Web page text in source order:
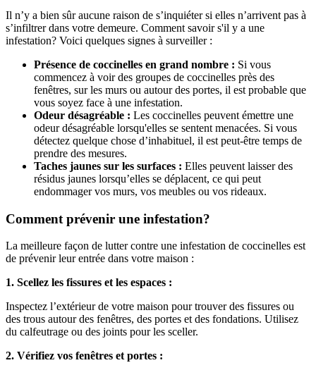
Il n’y a bien sûr aucune raison de s’inquiéter si elles n’arrivent pas à
s’infiltrer dans votre demeure. Comment savoir s'il y a une
infestation? Voici quelques signes à surveiller :
Présence de coccinelles en grand nombre : Si vous
commencez à voir des groupes de coccinelles près des
fenêtres, sur les murs ou autour des portes, il est probable que
vous soyez face à une infestation.
Odeur désagréable : Les coccinelles peuvent émettre une
odeur désagréable lorsqu'elles se sentent menacées. Si vous
détectez quelque chose d’inhabituel, il est peut-être temps de
prendre des mesures.
Taches jaunes sur les surfaces : Elles peuvent laisser des
résidus jaunes lorsqu’elles se déplacent, ce qui peut
endommager vos murs, vos meubles ou vos rideaux.
Comment prévenir une infestation?
La meilleure façon de lutter contre une infestation de coccinelles est
de prévenir leur entrée dans votre maison :
1. Scellez les fissures et les espaces :
Inspectez l’extérieur de votre maison pour trouver des fissures ou
des trous autour des fenêtres, des portes et des fondations. Utilisez
du calfeutrage ou des joints pour les sceller.
2. Vérifiez vos fenêtres et portes :